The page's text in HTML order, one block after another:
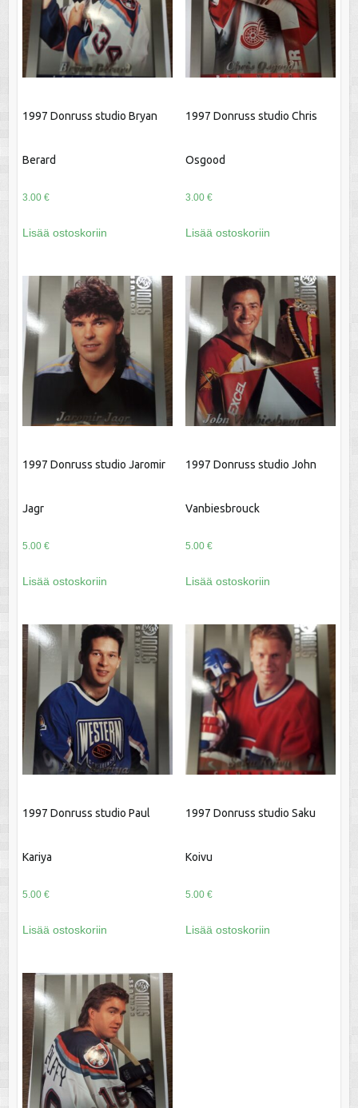
1997 Donruss studio Bryan
Berard
3.00 €
Lisää ostoskoriin
1997 Donruss studio Chris
Osgood
3.00 €
Lisää ostoskoriin
1997 Donruss studio Jaromir
Jagr
5.00 €
Lisää ostoskoriin
1997 Donruss studio John
Vanbiesbrouck
5.00 €
Lisää ostoskoriin
1997 Donruss studio Paul
Kariya
5.00 €
Lisää ostoskoriin
1997 Donruss studio Saku
Koivu
5.00 €
Lisää ostoskoriin